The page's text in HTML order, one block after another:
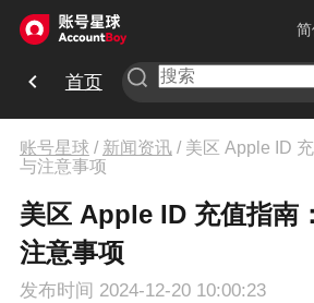
首页
账号星球 / 新闻资讯/ 美区 Apple ID
与注意事项
美区 Apple ID 充值指南
注意事项
发布时间 2024-12-20 10:00:23